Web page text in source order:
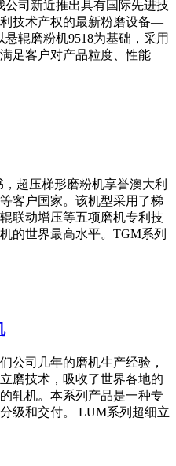
司新近推出具有国际先进技
技术产权的最新粉磨设备—
辊磨粉机9518为基础，采用
足客户对产品粒度、性能
超压梯形磨粉机享誉澳大利
客户国家。该机型采用了梯
联动增压等五项磨机专利技
的世界最高水平。TGM系列
公司几年的磨机生产经验，
磨技术，吸收了世界各地的
轧机。本系列产品是一种专
级和交付。 LUM系列超细立